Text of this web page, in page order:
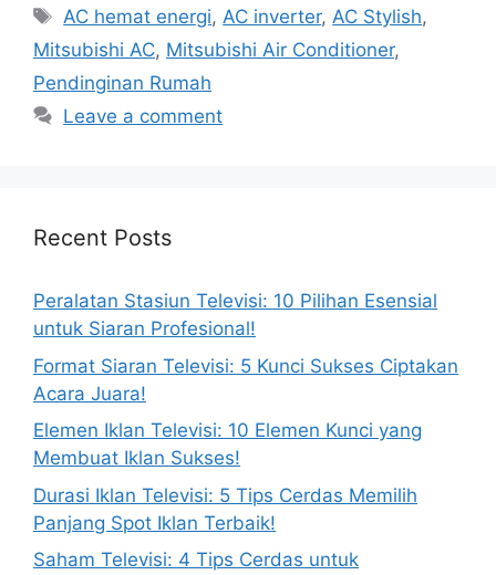
Tags
AC hemat energi,AC inverter,AC Stylish,
Mitsubishi AC, Mitsubishi Air Conditioner,
Pendinginan Rumah
Leave a comment
Recent Posts
Peralatan Stasiun Televisi: 10 Pilihan Esensial
untuk Siaran Profesional!
Format Siaran Televisi: 5 Kunci Sukses Ciptakan
Acara Juara!
Elemen Iklan Televisi: 10 Elemen Kunci yang
Membuat Iklan Sukses!
Durasi Iklan Televisi: 5 Tips Cerdas Memilih
Panjang Spot Iklan Terbaik!
Saham Televisi: 4 Tips Cerdas untuk